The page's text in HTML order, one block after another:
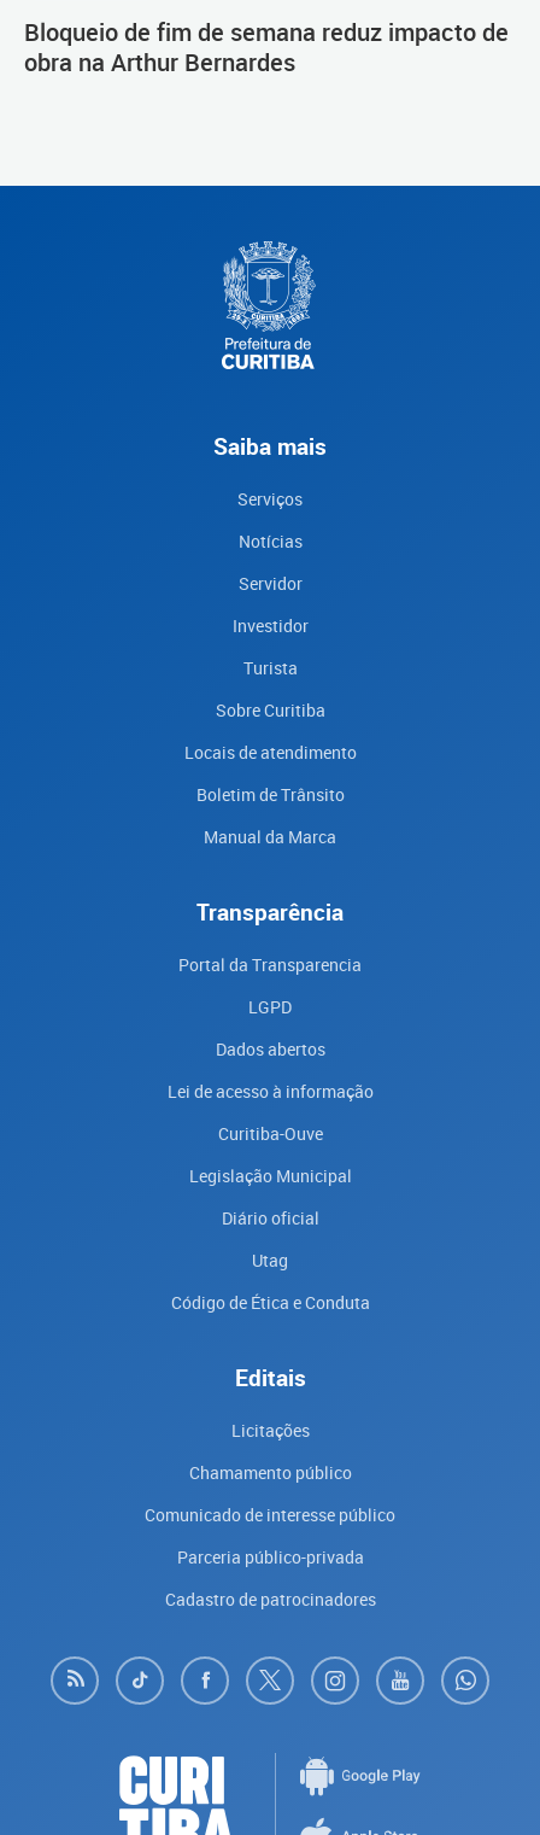
Bloqueio de fim de semana reduz impacto de
obra na Arthur Bernardes
Saiba mais
Serviços
Notícias
Servidor
Investidor
Turista
Sobre Curitiba
Locais de atendimento
Boletim de Trânsito
Manual da Marca
Transparência
Portal da Transparencia
LGPD
Dados abertos
Lei de acesso à informação
Curitiba-Ouve
Legislação Municipal
Diário oficial
Utag
Código de Ética e Conduta
Editais
Licitações
Chamamento público
Comunicado de interesse público
Parceria público-privada
Cadastro de patrocinadores